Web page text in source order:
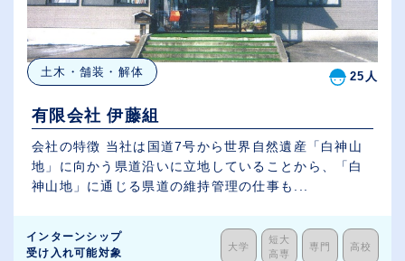
土木・舗装・解体 25人
有限会社 伊藤組
会社の特徴 当社は国道7号から世界自然遺産「白神山
地」に向かう県道沿いに立地していることから、「白
神山地」に通じる県道の維持管理の仕事も...
インターンシップ
受け入れ可能対象
大学
短大
高専
専門 高校